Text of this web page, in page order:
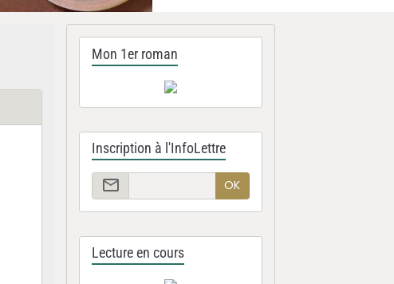
Mon 1er roman
Inscription à l'InfoLettre
OK
Lecture en cours